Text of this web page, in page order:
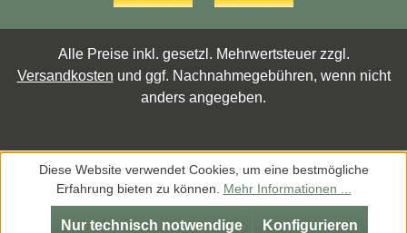
Alle Preise inkl. gesetzl. Mehrwertsteuer zzgl.
Versandkosten und ggf. Nachnahmegebühren, wenn nicht
anders angegeben.
Diese Website verwendet Cookies, um eine bestmögliche
Erfahrung bieten zu können. Mehr Informationen ...
Nur technisch notwendige Konfigurieren